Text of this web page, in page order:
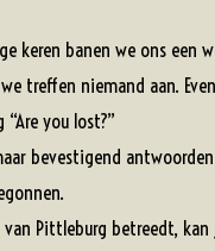
keren banen we ons een
treffen niemand aan.
you lost?”
bevestigend
van Pittleburg betreedt,